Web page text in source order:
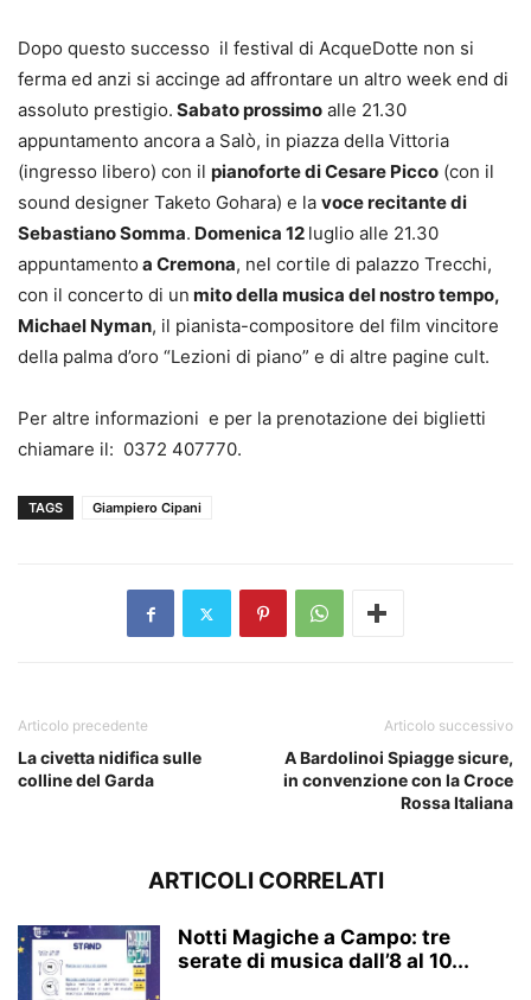
Dopo questo successo il festival di AcqueDotte non si
ferma ed anzi si accinge ad affrontare un altro week end di
assoluto prestigio. Sabato prossimo alle 21.30
appuntamento ancora a Salò, in piazza della Vittoria
(ingresso libero) con il pianoforte di Cesare Picco (con il
sound designer Taketo Gohara) e la voce recitante di
Sebastiano Somma. Domenica 12 luglio alle 21.30
appuntamento a Cremona, nel cortile di palazzo Trecchi,
con il concerto di un mito della musica del nostro tempo,
Michael Nyman, il pianista-compositore del film vincitore
della palma d’oro “Lezioni di piano” e di altre pagine cult.
Per altre informazioni e per la prenotazione dei biglietti
chiamare il: 0372 407770.
TAGS Giampiero Cipani
Articolo precedente
La civetta nidifica sulle
colline del Garda
Articolo successivo
A Bardolinoi Spiagge sicure,
in convenzione con la Croce
Rossa Italiana
ARTICOLI CORRELATI
Notti Magiche a Campo: tre
serate di musica dall’8 al 10...